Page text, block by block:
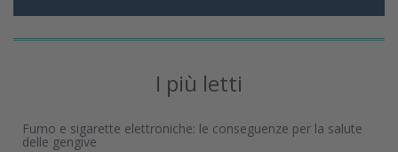
I più letti
Fumo e sigarette elettroniche: le conseguenze per la salute
delle gengive